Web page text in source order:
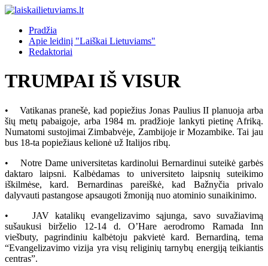
Pradžia
Apie leidinį "Laiškai Lietuviams"
Redaktoriai
TRUMPAI IŠ VISUR
• Vatikanas pranešė, kad popiežius Jonas Paulius II planuoja arba
šių metų pabaigoje, arba 1984 m. pradžioje lankyti pietinę Afriką.
Numatomi sustojimai Zimbabvėje, Zambijoje ir Mozambike. Tai jau
bus 18-ta popiežiaus kelionė už Italijos ribų.
• Notre Dame universitetas kardinolui Bernardinui suteikė garbės
daktaro laipsni. Kalbėdamas to universiteto laipsnių suteikimo
iškilmėse, kard. Bernardinas pareiškė, kad Bažnyčia privalo
dalyvauti pastangose apsaugoti žmoniją nuo atominio sunaikinimo.
• JAV katalikų evangelizavimo sąjunga, savo suvažiavimą
sušaukusi birželio 12-14 d. O’Hare aerodromo Ramada Inn
viešbuty, pagrindiniu kalbėtoju pakvietė kard. Bernardiną, tema
“Evangelizavimo vizija yra visų religinių tarnybų energiją teikiantis
centras”.